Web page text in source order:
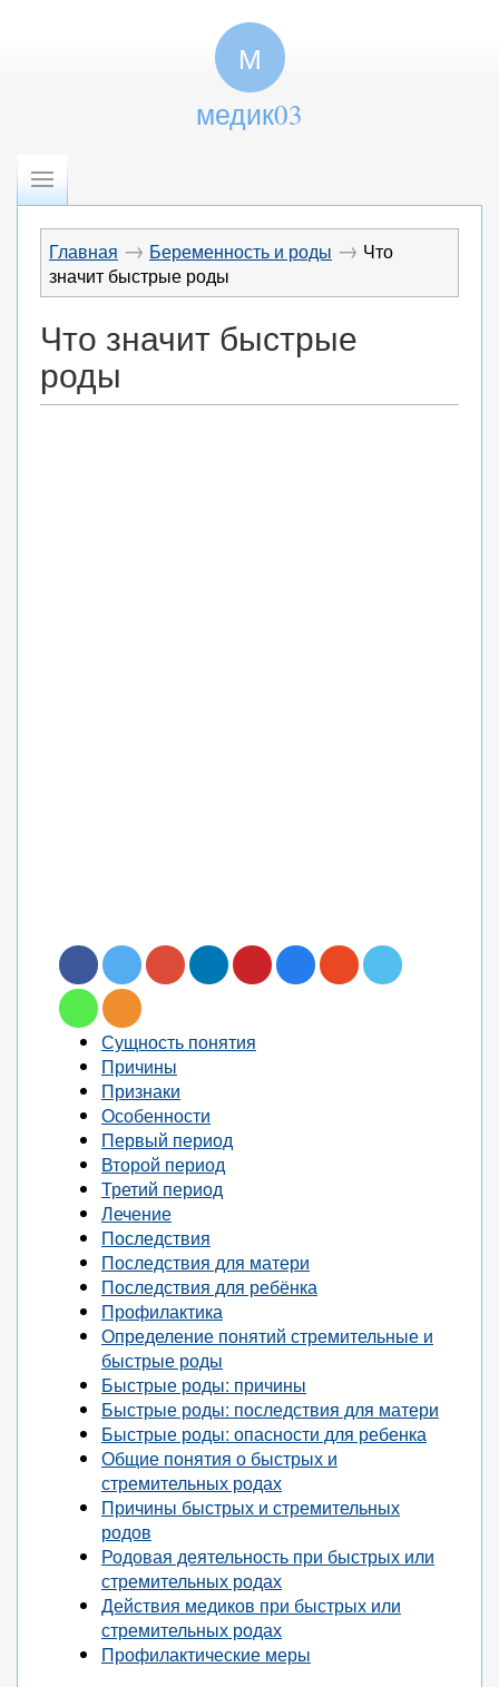
М
медик03
Главная → Беременность и роды → Что
значит быстрые роды
Что значит быстрые
роды
Сущность понятия
Причины
Признаки
Особенности
Первый период
Второй период
Третий период
Лечение
Последствия
Последствия для матери
Последствия для ребёнка
Профилактика
Определение понятий стремительные и
быстрые роды
Быстрые роды: причины
Быстрые роды: последствия для матери
Быстрые роды: опасности для ребенка
Общие понятия о быстрых и
стремительных родах
Причины быстрых и стремительных
родов
Родовая деятельность при быстрых или
стремительных родах
Действия медиков при быстрых или
стремительных родах
Профилактические меры